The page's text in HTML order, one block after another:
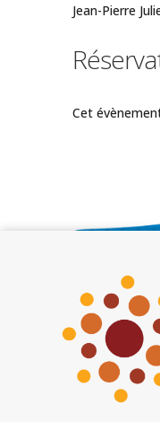
Jean-Pierre
Cet